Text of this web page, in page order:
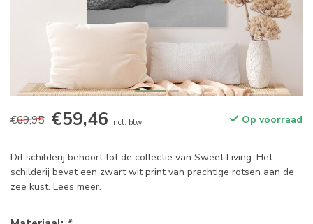
€69,95 €59,46 Incl. btw Op voorraad
Dit schilderij behoort tot de collectie van Sweet Living. Het
schilderij bevat een zwart wit print van prachtige rotsen aan de
zee kust. Lees meer.